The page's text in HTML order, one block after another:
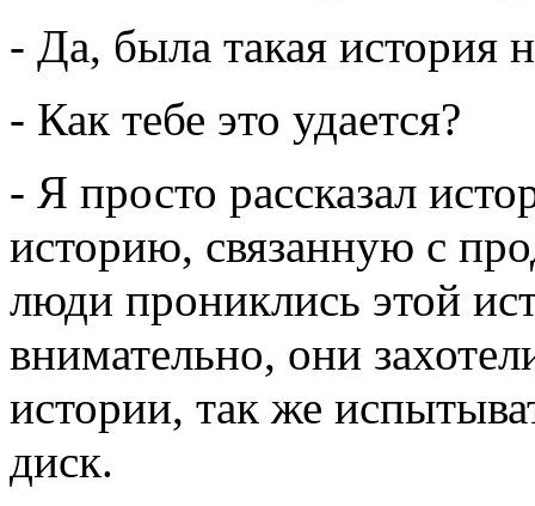
- Да, была такая история
- Как тебе это удается?
- Я просто рассказал
историю, связанную с
люди прониклись этой
внимательно, они
истории, так же
диск.